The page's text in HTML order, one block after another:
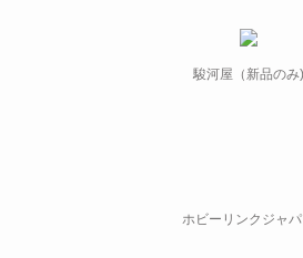
駿河屋（新品のみ)
ホビーリンクジャ